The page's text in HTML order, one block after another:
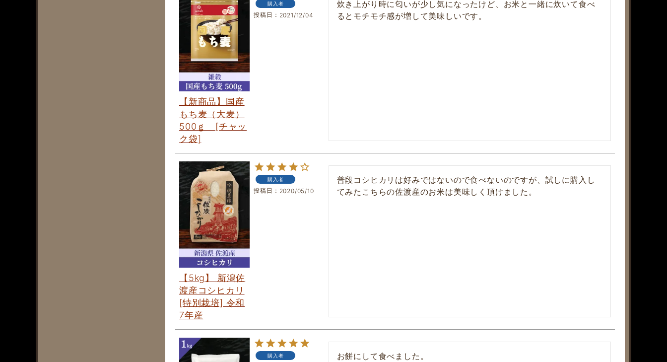
【新商品】国産
もち麦（大麦）
500ｇ [チャッ
ク袋]
購入者
投稿日 2021/12/04
炊き上がり時に匂いが少し気になったけど、お米と一緒に炊いて食べ
【5kg】 新潟佐
渡産コシヒカリ
[特別栽培] 令和
7年産
購入者
投稿日 2020/05/10
普段コシヒカリは好みではないので食べないのですが、試しに購入し
購入者
お餅にして食べました。